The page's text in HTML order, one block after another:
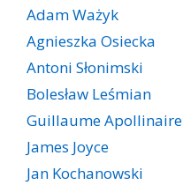
Adam Ważyk
Agnieszka Osiecka
Antoni Słonimski
Bolesław Leśmian
Guillaume Apollinaire
James Joyce
Jan Kochanowski